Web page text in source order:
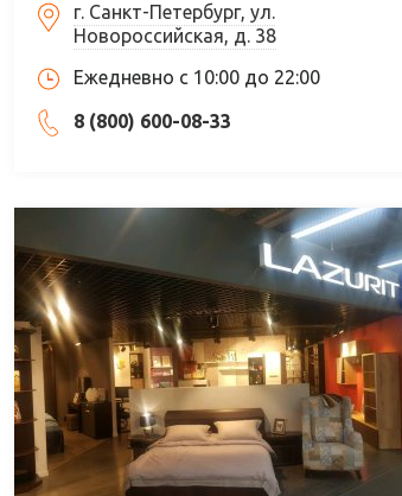
г. Санкт-Петербург, ул.
Новороссийская, д. 38
Ежедневно с 10:00 до 22:00
8 (800) 600-08-33